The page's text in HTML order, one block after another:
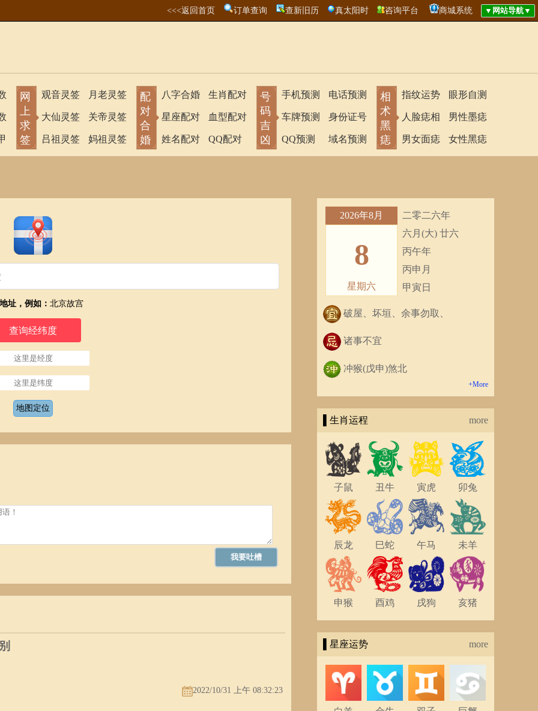
<<<返回首页 订单查询 查新旧历 真太阳时 咨询平台 商城系统
网
上
求
签
观音灵签
大仙灵签
吕祖灵签
月老灵签
关帝灵签
妈祖灵签
配
对
合
婚
八字合婚
星座配对
姓名配对
生肖配对
血型配对
QQ配对
号
码
吉
凶
手机预测
车牌预测
QQ预测
电话预测
身份证号
域名预测
相
术
黑
痣
指纹运势
人脸痣相
男女面痣
眼形自测
男性墨痣
女性黑痣
址，例如： 北京故宫
2022/10/31 上午 08:32:23
2026年8月
8
星期六
二零二六年
六月(大) 廿六
丙午年
丙申月
甲寅日
破屋、坏垣、余事勿取、
诸事不宜
冲猴(戊申)煞北
+More
▌生肖运程 more
子鼠 丑牛 寅虎 卯兔
辰龙 巳蛇 午马 未羊
申猴 酉鸡 戌狗 亥猪
▌星座运势 more